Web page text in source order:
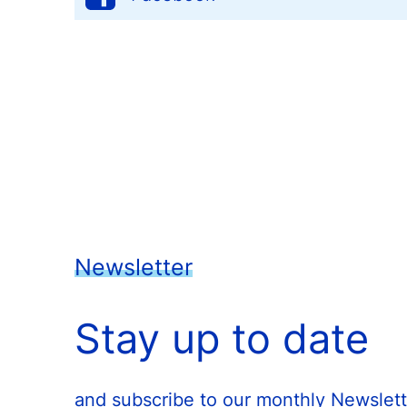
Newsletter
Stay up to date
and subscribe to our monthly